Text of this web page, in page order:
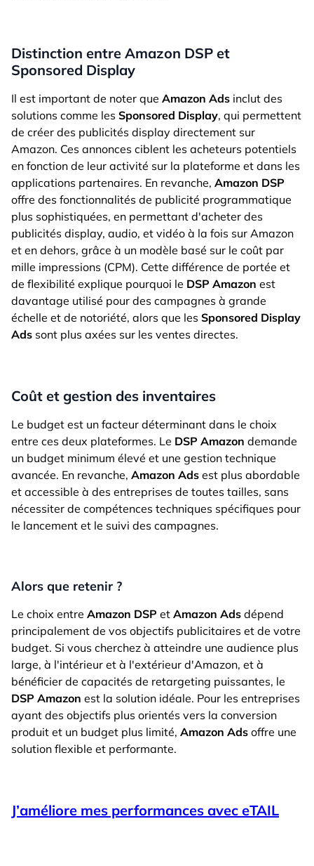
Distinction entre Amazon DSP et
Sponsored Display
Il est important de noter que Amazon Ads inclut des
solutions comme les Sponsored Display, qui permettent
de créer des publicités display directement sur
Amazon. Ces annonces ciblent les acheteurs potentiels
en fonction de leur activité sur la plateforme et dans les
applications partenaires. En revanche, Amazon DSP
offre des fonctionnalités de publicité programmatique
plus sophistiquées, en permettant d'acheter des
publicités display, audio, et vidéo à la fois sur Amazon
et en dehors, grâce à un modèle basé sur le coût par
mille impressions (CPM). Cette différence de portée et
de flexibilité explique pourquoi le DSP Amazon est
davantage utilisé pour des campagnes à grande
échelle et de notoriété, alors que les Sponsored Display
Ads sont plus axées sur les ventes directes​.
Coût et gestion des inventaires
Le budget est un facteur déterminant dans le choix
entre ces deux plateformes. Le DSP Amazon demande
un budget minimum élevé et une gestion technique
avancée. En revanche, Amazon Ads est plus abordable
et accessible à des entreprises de toutes tailles, sans
nécessiter de compétences techniques spécifiques pour
le lancement et le suivi des campagnes.
Alors que retenir ?
Le choix entre Amazon DSP et Amazon Ads dépend
principalement de vos objectifs publicitaires et de votre
budget. Si vous cherchez à atteindre une audience plus
large, à l'intérieur et à l'extérieur d'Amazon, et à
bénéficier de capacités de retargeting puissantes, le
DSP Amazon est la solution idéale. Pour les entreprises
ayant des objectifs plus orientés vers la conversion
produit et un budget plus limité, Amazon Ads offre une
solution flexible et performante.
J’améliore mes performances avec eTAIL